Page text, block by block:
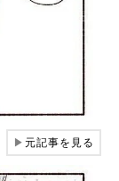
▶元記事を見る